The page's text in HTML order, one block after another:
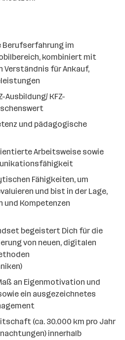
Berufserfahrung im
kombiniert mit
Verständnis für Ankauf,
Ausbildung/ KFZ-
und pädagogische
Arbeitsweise sowie
Fähigkeiten, um
und bist in der Lage,
und Kompetenzen
begeistert Dich für die
von neuen, digitalen
an Eigenmotivation und
ein ausgezeichnetes
(ca. 30.000 km pro Jahr
innerhalb